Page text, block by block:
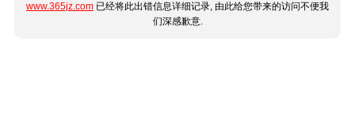
www.365jz.com 已经将此出错信息详细记录, 由此给您带来的访问不便我
们深感歉意.